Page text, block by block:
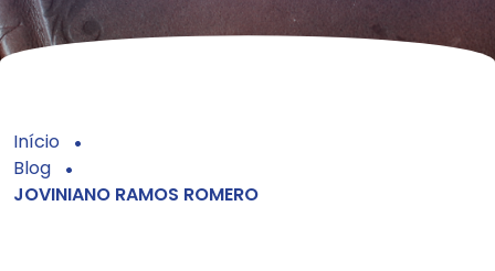
Início
Blog
JOVINIANO RAMOS ROMERO